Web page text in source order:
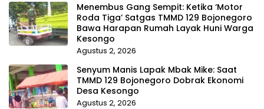
Menembus Gang Sempit: Ketika ‘Motor
Roda Tiga’ Satgas TMMD 129 Bojonegoro
Bawa Harapan Rumah Layak Huni Warga
Kesongo
Agustus 2, 2026
Senyum Manis Lapak Mbak Mike: Saat
TMMD 129 Bojonegoro Dobrak Ekonomi
Desa Kesongo
Agustus 2, 2026